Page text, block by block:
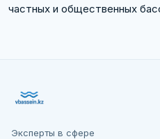
частных и общественных
Эксперты в сфере